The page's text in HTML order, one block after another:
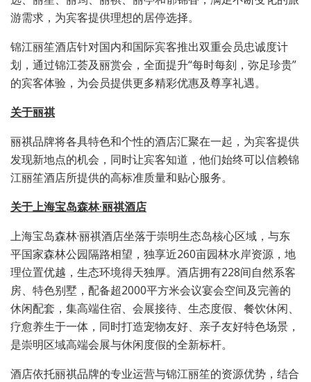
游需求，为宾客提供理想的居停选择。
锦江丽笙酒店针对国内和国际宾客推出双重会员忠诚度计
划，通过锦江荟及丽赏会，全面提升“每时每刻，弥足珍贵”
的宾客体验，为会员提供更多精彩优惠及尊享礼遇。
关于丽祺
丽祺品牌将各具特色和个性的酒店汇聚在一起，为宾客提供
发现新地点的机会，同时让宾客知道，他们始终可以信赖锦
江丽笙酒店所提供的高标准质量和贴心服务。
关于上海宝岛森林·丽祺酒店
上海宝岛森林·丽祺酒店坐落于崇明生态岛核心区域，与东
平国家森林公园隔路相望，独享近260亩园林水岸资源，地
理位置优越，生态环境得天独厚。酒店拥有228间自然系客
房、特色别墅，配备超2000平方米会议宴会空间及完善的
休闲配套，集高端住宿、会展接待、生态度假、餐饮休闲、
疗愈养生于一体，同时打造宠物友好、亲子友好特色场景，
是崇明区域高端会展与休闲度假的全新标杆。
酒店依托丽祺品牌的专业运营与锦江丽笙的资源优势，结合